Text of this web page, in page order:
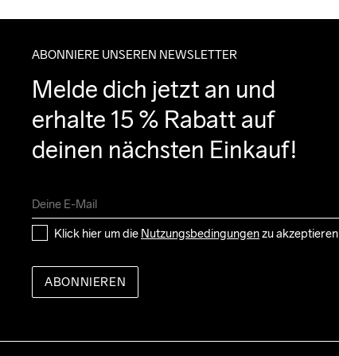
ABONNIERE UNSEREN NEWSLETTER
Melde dich jetzt an und
erhalte 15 % Rabatt auf
deinen nächsten Einkauf!
Klick hier um die Nutzungsbedingungen zu akzeptieren
ABONNIEREN